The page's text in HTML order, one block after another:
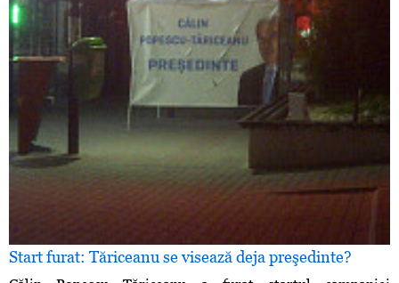
Start furat: Tăriceanu se visează deja preşedinte?